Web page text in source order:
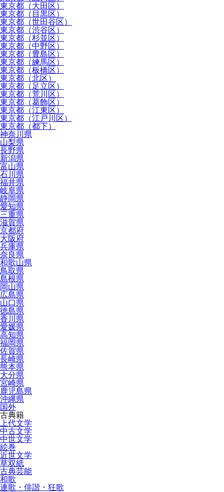
東京都（大田区）
東京都（目黒区）
東京都（世田谷区）
東京都（渋谷区）
東京都（杉並区）
東京都（中野区）
東京都（豊島区）
東京都（練馬区）
東京都（板橋区）
東京都（北区）
東京都（足立区）
東京都（荒川区）
東京都（葛飾区）
東京都（江東区）
東京都（江戸川区）
東京都（都下）
神奈川県
山梨県
長野県
新潟県
富山県
石川県
福井県
岐阜県
静岡県
愛知県
三重県
滋賀県
京都府
大阪府
兵庫県
奈良県
和歌山県
鳥取県
島根県
岡山県
広島県
山口県
徳島県
香川県
愛媛県
高知県
福岡県
佐賀県
長崎県
熊本県
大分県
宮崎県
鹿児島県
沖縄県
国外
古典籍
上代文学
中古文学
中世文学
絵巻
近世文学
草双紙
古典芸能
和歌
連歌・俳諧・狂歌